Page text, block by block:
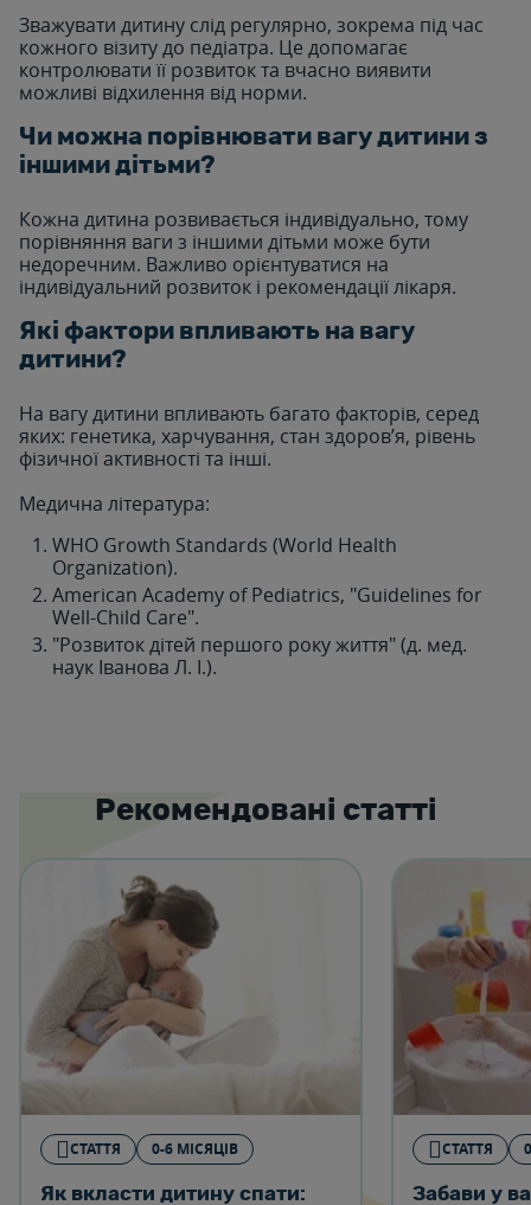
Зважувати дитину слід регулярно, зокрема під час
кожного візиту до педіатра. Це допомагає
контролювати її розвиток та вчасно виявити
можливі відхилення від норми.
Чи можна порівнювати вагу дитини з
іншими дітьми?
Кожна дитина розвивається індивідуально, тому
порівняння ваги з іншими дітьми може бути
недоречним. Важливо орієнтуватися на
індивідуальний розвиток і рекомендації лікаря.
Які фактори впливають на вагу
дитини?
На вагу дитини впливають багато факторів, серед
яких: генетика, харчування, стан здоров’я, рівень
фізичної активності та інші.
Медична література:
WHO Growth Standards (World Health
Organization).
American Academy of Pediatrics, "Guidelines for
Well-Child Care".
"Розвиток дітей першого року життя" (д. мед.
наук Іванова Л. І.).
Рекомендовані статті
СТАТТЯ 0-6 МІСЯЦІВ
Як вкласти дитину спати:
СТАТТЯ
Забави у